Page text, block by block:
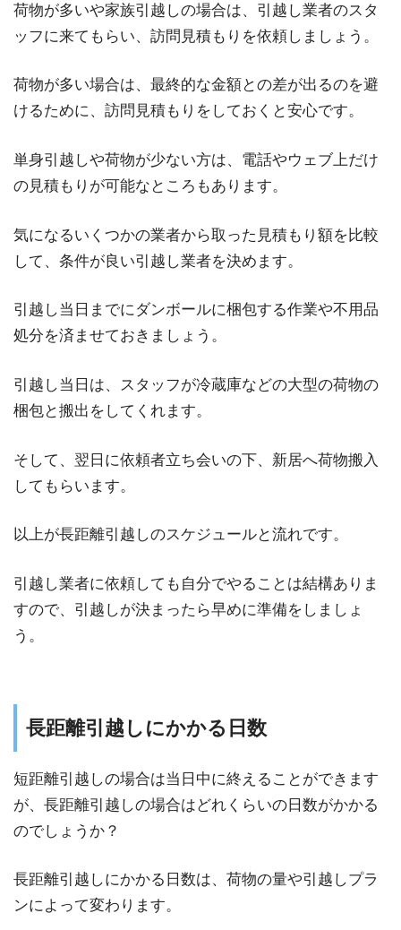
荷物が多いや家族引越しの場合は、引越し業者のスタ
ッフに来てもらい、訪問見積もりを依頼しましょう。
荷物が多い場合は、最終的な金額との差が出るのを避
けるために、訪問見積もりをしておくと安心です。
単身引越しや荷物が少ない方は、電話やウェブ上だけ
の見積もりが可能なところもあります。
気になるいくつかの業者から取った見積もり額を比較
して、条件が良い引越し業者を決めます。
引越し当日までにダンボールに梱包する作業や不用品
処分を済ませておきましょう。
引越し当日は、スタッフが冷蔵庫などの大型の荷物の
梱包と搬出をしてくれます。
そして、翌日に依頼者立ち会いの下、新居へ荷物搬入
してもらいます。
以上が長距離引越しのスケジュールと流れです。
引越し業者に依頼しても自分でやることは結構ありま
すので、引越しが決まったら早めに準備をしましょ
う。
長距離引越しにかかる日数
短距離引越しの場合は当日中に終えることができます
が、長距離引越しの場合はどれくらいの日数がかかる
のでしょうか？
長距離引越しにかかる日数は、荷物の量や引越しプラ
ンによって変わります。